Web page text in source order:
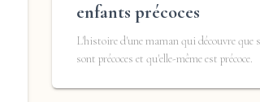
enfants précoces
L'histoire d'une maman qui découvre que
sont précoces et qu'elle-même est précoce.